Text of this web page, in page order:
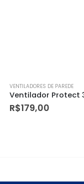
VENTILADORES DE PAREDE
R$179,00